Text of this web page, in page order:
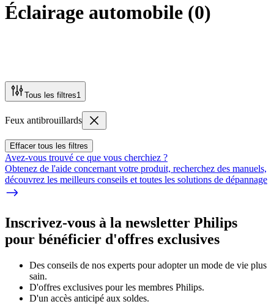
Éclairage automobile (0)
Tous les filtres1
Feux antibrouillards
Effacer tous les filtres
Avez-vous trouvé ce que vous cherchiez ?
Obtenez de l'aide concernant votre produit, recherchez des manuels,
découvrez les meilleurs conseils et toutes les solutions de dépannage
Inscrivez-vous à la newsletter Philips
pour bénéficier d'offres exclusives
Des conseils de nos experts pour adopter un mode de vie plus
sain.
D'offres exclusives pour les membres Philips.
D'un accès anticipé aux soldes.